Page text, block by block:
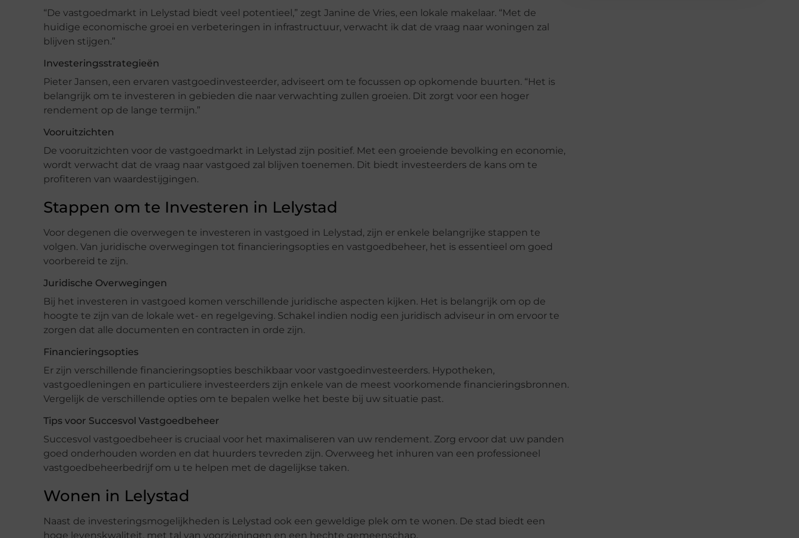
“De vastgoedmarkt in Lelystad biedt veel potentieel,” zegt Janine de Vries, een lokale makelaar. “Met de
huidige economische groei en verbeteringen in infrastructuur, verwacht ik dat de vraag naar woningen zal
blijven stijgen.”
Investeringsstrategieën
Pieter Jansen, een ervaren vastgoedinvesteerder, adviseert om te focussen op opkomende buurten. “Het is
belangrijk om te investeren in gebieden die naar verwachting zullen groeien. Dit zorgt voor een hoger
rendement op de lange termijn.”
Vooruitzichten
De vooruitzichten voor de vastgoedmarkt in Lelystad zijn positief. Met een groeiende bevolking en economie,
wordt verwacht dat de vraag naar vastgoed zal blijven toenemen. Dit biedt investeerders de kans om te
profiteren van waardestijgingen.
Stappen om te Investeren in Lelystad
Voor degenen die overwegen te investeren in vastgoed in Lelystad, zijn er enkele belangrijke stappen te
volgen. Van juridische overwegingen tot financieringsopties en vastgoedbeheer, het is essentieel om goed
voorbereid te zijn.
Juridische Overwegingen
Bij het investeren in vastgoed komen verschillende juridische aspecten kijken. Het is belangrijk om op de
hoogte te zijn van de lokale wet- en regelgeving. Schakel indien nodig een juridisch adviseur in om ervoor te
zorgen dat alle documenten en contracten in orde zijn.
Financieringsopties
Er zijn verschillende financieringsopties beschikbaar voor vastgoedinvesteerders. Hypotheken,
vastgoedleningen en particuliere investeerders zijn enkele van de meest voorkomende financieringsbronnen.
Vergelijk de verschillende opties om te bepalen welke het beste bij uw situatie past.
Tips voor Succesvol Vastgoedbeheer
Succesvol vastgoedbeheer is cruciaal voor het maximaliseren van uw rendement. Zorg ervoor dat uw panden
goed onderhouden worden en dat huurders tevreden zijn. Overweeg het inhuren van een professioneel
vastgoedbeheerbedrijf om u te helpen met de dagelijkse taken.
Wonen in Lelystad
Naast de investeringsmogelijkheden is Lelystad ook een geweldige plek om te wonen. De stad biedt een
hoge levenskwaliteit, met tal van voorzieningen en een hechte gemeenschap.